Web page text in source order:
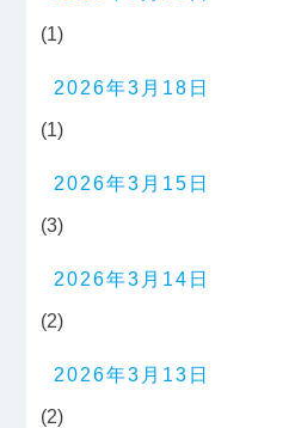
(1)
2026年3月18日
(1)
2026年3月15日
(3)
2026年3月14日
(2)
2026年3月13日
(2)